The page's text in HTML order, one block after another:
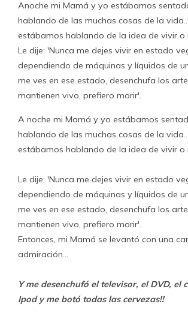
Anoche mi Mamá y yo estábamos
hablando de las muchas cosas de la
estábamos hablando de la idea de vivir o
Le dije: 'Nunca me dejes vivir en estado
dependiendo de máquinas y líquidos de
me ves en ese estado, desenchufa los
mantienen vivo, prefiero morir'.
A noche mi Mamá y yo estábamos
hablando de las muchas cosas de la
estábamos hablando de la idea de vivir o
Le dije: 'Nunca me dejes vivir en estado
dependiendo de máquinas y líquidos de
me ves en ese estado, desenchufa los
mantienen vivo, prefiero morir'.
Entonces, mi Mamá se levantó con una
admiración…
Y me desenchufó el televisor, el DVD, el
Ipod y me botó todas las cervezas!!